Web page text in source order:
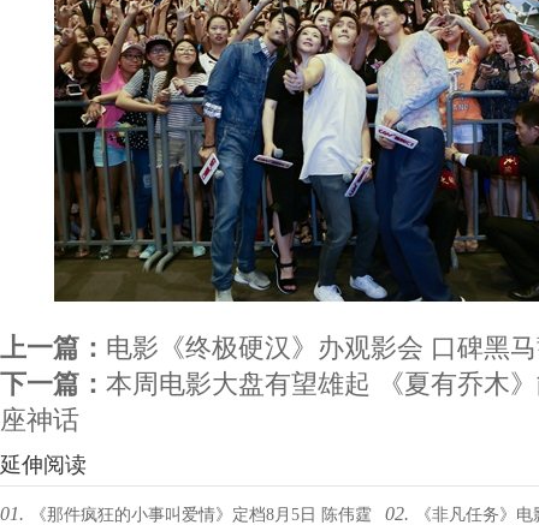
上一篇： 电影《终极硬汉》办观影会 口碑黑
下一篇： 本周电影大盘有望雄起 《夏有乔木
座神话
延伸阅读
01. 《那件疯狂的小事叫爱情》定档8月5日 陈伟霆 02. 《非凡任务》